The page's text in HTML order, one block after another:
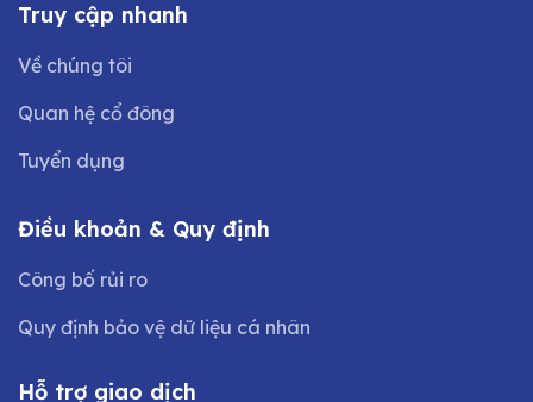
Truy cập nhanh
Về chúng tôi
Quan hệ cổ đông
Tuyển dụng
Điều khoản & Quy định
Công bố rủi ro
Quy định bảo vệ dữ liệu cá nhân
Hỗ trợ giao dịch